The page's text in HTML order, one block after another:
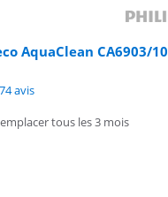
AquaClean CA6903/10
sur 10, basée sur 274 avis.
avis
tous les 3 mois
sur 10, basée sur 22 avis.
sur 10, basée sur 38 avis.